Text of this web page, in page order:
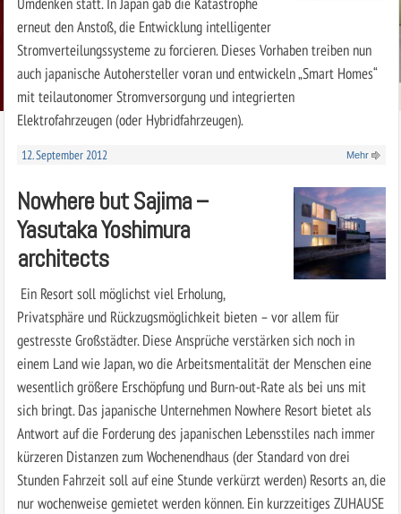
erneut den Anstoß, die Entwicklung intelligenter
Stromverteilungssysteme zu forcieren. Dieses Vorhaben treiben nun
auch japanische Autohersteller voran und entwickeln „Smart Homes“
mit teilautonomer Stromversorgung und integrierten
Elektrofahrzeugen (oder Hybridfahrzeugen).
12. September 2012 Mehr
Nowhere but Sajima –
Yasutaka Yoshimura
architects
Ein Resort soll möglichst viel Erholung,
Privatsphäre und Rückzugsmöglichkeit bieten – vor allem für
gestresste Großstädter. Diese Ansprüche verstärken sich noch in
einem Land wie Japan, wo die Arbeitsmentalität der Menschen eine
wesentlich größere Erschöpfung und Burn-out-Rate als bei uns mit
sich bringt. Das japanische Unternehmen Nowhere Resort bietet als
Antwort auf die Forderung des japanischen Lebensstiles nach immer
kürzeren Distanzen zum Wochenendhaus (der Standard von drei
Stunden Fahrzeit soll auf eine Stunde verkürzt werden) Resorts an, die
nur wochenweise gemietet werden können. Ein kurzzeitiges ZUHAUSE